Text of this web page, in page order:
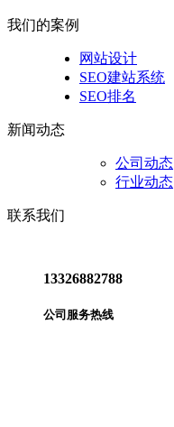
我们的案例
网站设计
SEO建站系统
SEO排名
新闻动态
公司动态
行业动态
联系我们
13326882788
公司服务热线